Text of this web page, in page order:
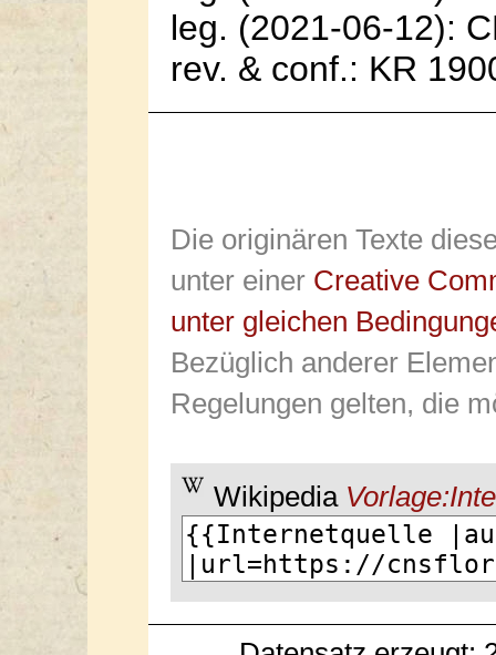
leg. (2021-06-12):
rev. & conf.: KR
Die originären Texte
unter einer Creative
unter gleichen
Bezüglich anderer
Regelungen gelten, die
Wikipedia